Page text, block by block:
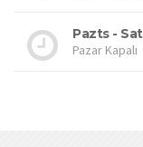
Pazts -
Pazar Kapalı